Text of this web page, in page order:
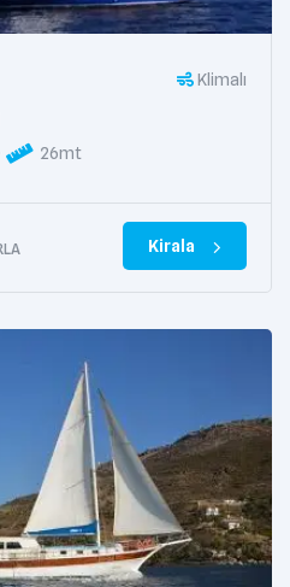
Klimalı
26mt
Kirala